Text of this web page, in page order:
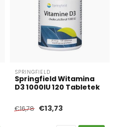
SPRINGFIELD
Springfield Witamina
D3 1000IU 120 Tabletek
€16,78 €13,73